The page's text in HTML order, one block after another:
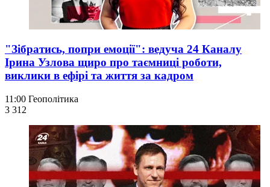
"Зібратись, попри емоції": ведуча 24 Каналу
Ірина Узлова щиро про таємниці роботи,
виклики в ефірі та життя за кадром
11:00 Геополітика
3 312